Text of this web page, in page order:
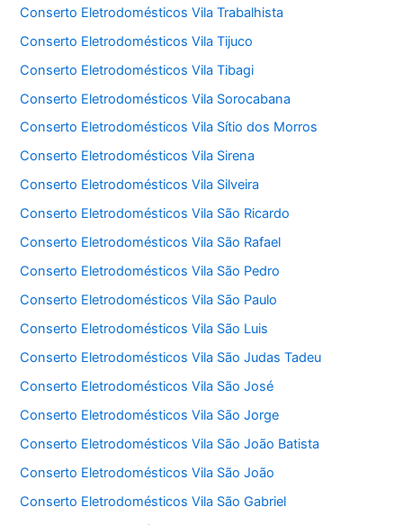
Conserto Eletrodomésticos Vila Trabalhista
Conserto Eletrodomésticos Vila Tijuco
Conserto Eletrodomésticos Vila Tibagi
Conserto Eletrodomésticos Vila Sorocabana
Conserto Eletrodomésticos Vila Sítio dos Morros
Conserto Eletrodomésticos Vila Sirena
Conserto Eletrodomésticos Vila Silveira
Conserto Eletrodomésticos Vila São Ricardo
Conserto Eletrodomésticos Vila São Rafael
Conserto Eletrodomésticos Vila São Pedro
Conserto Eletrodomésticos Vila São Paulo
Conserto Eletrodomésticos Vila São Luis
Conserto Eletrodomésticos Vila São Judas Tadeu
Conserto Eletrodomésticos Vila São José
Conserto Eletrodomésticos Vila São Jorge
Conserto Eletrodomésticos Vila São João Batista
Conserto Eletrodomésticos Vila São João
Conserto Eletrodomésticos Vila São Gabriel